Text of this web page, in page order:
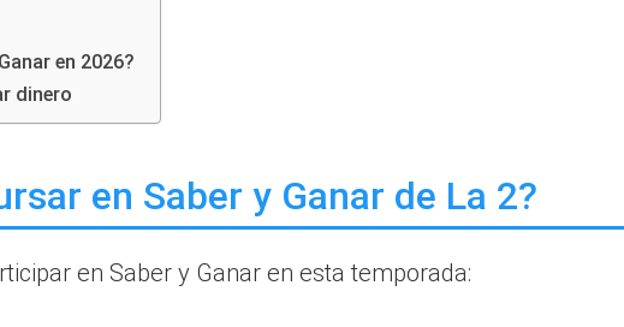
en 2026?
dinero
en Saber y Ganar de La 2?
en Saber y Ganar en esta temporada: